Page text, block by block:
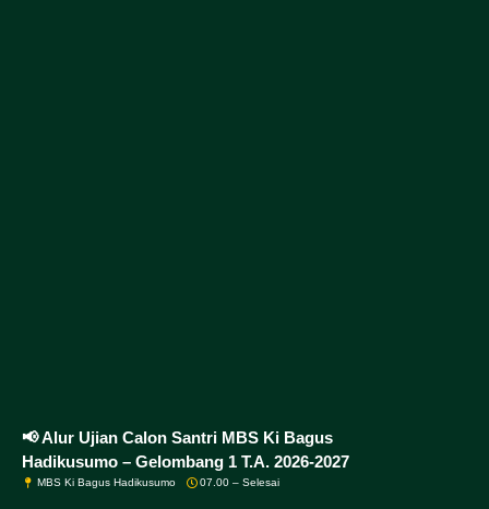
📢 Alur Ujian Calon Santri MBS Ki Bagus
Hadikusumo – Gelombang 1 T.A. 2026-2027
MBS Ki Bagus Hadikusumo 07.00 – Selesai